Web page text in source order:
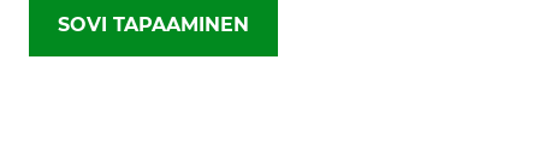
SOVI TAPAAMINEN